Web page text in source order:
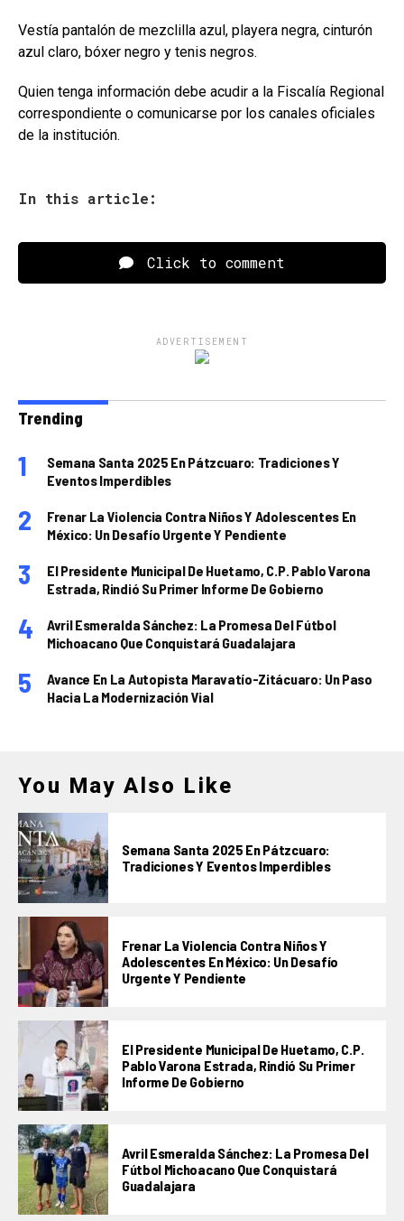
Vestía pantalón de mezclilla azul, playera negra, cinturón
azul claro, bóxer negro y tenis negros.
Quien tenga información debe acudir a la Fiscalía Regional
correspondiente o comunicarse por los canales oficiales
de la institución.
In this article:
Click to comment
ADVERTISEMENT
Trending
Semana Santa 2025 En Pátzcuaro: Tradiciones Y
Eventos Imperdibles
Frenar La Violencia Contra Niños Y Adolescentes En
México: Un Desafío Urgente Y Pendiente
El Presidente Municipal De Huetamo, C.P. Pablo Varona
Estrada, Rindió Su Primer Informe De Gobierno
Avril Esmeralda Sánchez: La Promesa Del Fútbol
Michoacano Que Conquistará Guadalajara
Avance En La Autopista Maravatío-Zitácuaro: Un Paso
Hacia La Modernización Vial
You May Also Like
Semana Santa 2025 En Pátzcuaro:
Tradiciones Y Eventos Imperdibles
Frenar La Violencia Contra Niños Y
Adolescentes En México: Un Desafío
Urgente Y Pendiente
El Presidente Municipal De Huetamo, C.P.
Pablo Varona Estrada, Rindió Su Primer
Informe De Gobierno
Avril Esmeralda Sánchez: La Promesa Del
Fútbol Michoacano Que Conquistará
Guadalajara